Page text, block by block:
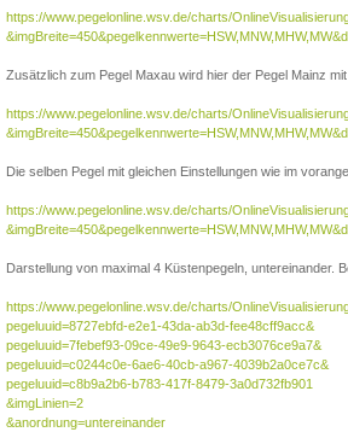
https://www.pegelonline.wsv.de/charts/
Zusätzlich zum Pegel Maxau wird hier der Pegel Mainz
https://www.pegelonline.wsv.de/charts/
Die selben Pegel mit gleichen Einstellungen wie im
https://www.pegelonline.wsv.de/charts/
Darstellung von maximal 4 Küstenpegeln, untereinander.
https://www.pegelonline.wsv.de/charts/
pegeluuid=8727ebfd-e2e1-43da-ab3d-fee48cff9acc&
pegeluuid=7febef93-09ce-49e9-9643-ecb3076ce9a7&
pegeluuid=c0244c0e-6ae6-40cb-a967-4039b2a0ce7c&
pegeluuid=c8b9a2b6-b783-417f-8479-3a0d732fb901
&imgLinien=2
&anordnung=untereinander